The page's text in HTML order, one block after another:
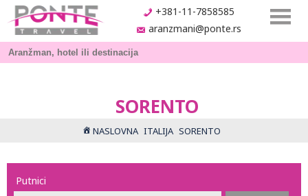
+381-11-7858585
aranzmani@ponte.rs
SORENTO
NASLOVNA ITALIJA SORENTO
Putnici